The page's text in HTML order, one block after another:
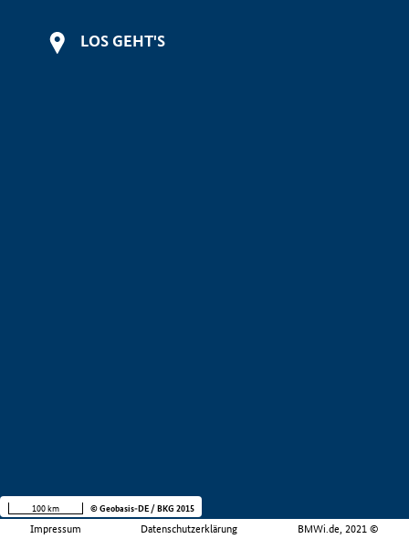
LOS GEHT'S
Impressum Datenschutzerklärung BMWi.de, 2021 ©
100 km © Geobasis-DE / BKG 2015